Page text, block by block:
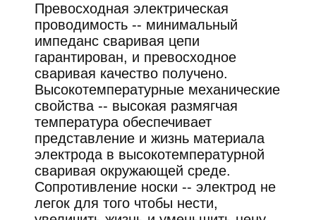
Превосходная электрическая
проводимость -- минимальный
импеданс сваривая цепи
гарантирован, и превосходное
сваривая качество получено.
Высокотемпературные механические
свойства -- высокая размягчая
температура обеспечивает
представление и жизнь материала
электрода в высокотемпературной
сваривая окружающей среде.
Сопротивление носки -- электрод не
легок для того чтобы нести,